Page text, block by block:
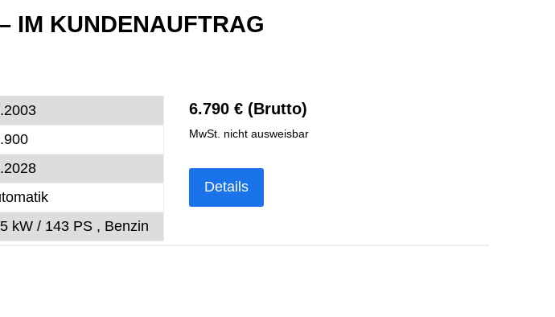
IM KUNDENAUFTRAG
kW / 143 PS , Benzin
6.790 € (Brutto)
MwSt. nicht ausweisbar
Details